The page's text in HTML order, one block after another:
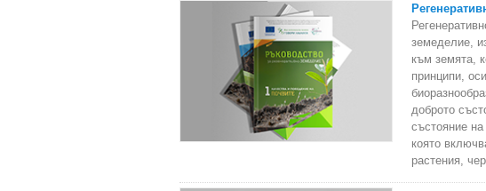
земеделие,
към земята,
принципи,
доброто
състояние на
която
растения,